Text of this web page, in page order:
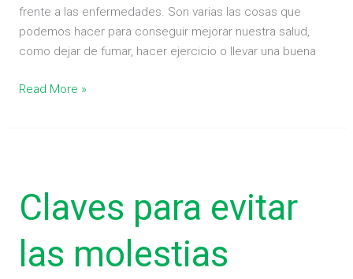
frente a las enfermedades. Son varias las cosas que
podemos hacer para conseguir mejorar nuestra salud,
como dejar de fumar, hacer ejercicio o llevar una buena
Read More »
Claves para evitar
las molestias
evitar
las
estomacales